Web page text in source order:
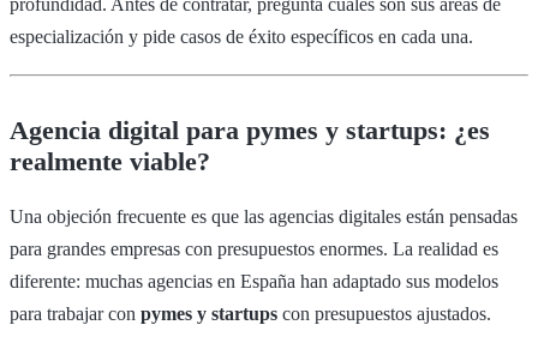
especialización y pide casos de éxito específicos en cada una.
Agencia digital para pymes y startups: ¿es
realmente viable?
Una objeción frecuente es que las agencias digitales están pensadas
para grandes empresas con presupuestos enormes. La realidad es
diferente: muchas agencias en España han adaptado sus modelos
para trabajar con pymes y startups con presupuestos ajustados.